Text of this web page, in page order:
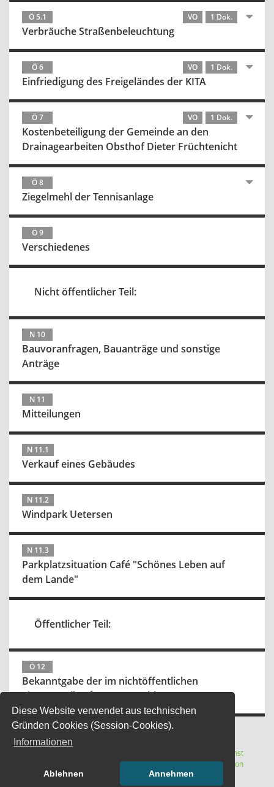
Diese Website verwendet aus technischen
Gründen Cookies (Session-Cookies).
Informationen
Ablehnen Annehmen
Ö 5.1 VO 1 Dok.
Verbräuche Straßenbeleuchtung
Ö 6 VO 1 Dok.
Einfriedigung des Freigeländes der KITA
Ö 7 VO 1 Dok.
Kostenbeteiligung der Gemeinde an den
Drainagearbeiten Obsthof Dieter Früchtenicht
Ö 8
Ziegelmehl der Tennisanlage
Ö 9
Verschiedenes
Nicht öffentlicher Teil:
N 10
Bauvoranfragen, Bauanträge und sonstige
Anträge
N 11
Mitteilungen
N 11.1
Verkauf eines Gebäudes
N 11.2
Windpark Uetersen
N 11.3
Parkplatzsituation Café "Schönes Leben auf
dem Lande"
Öffentlicher Teil:
Ö 12
Bekanntgabe der im nichtöffentlichen
Sitzungsteil gefassten Beschlüsse
Sitzungsdienst
Session(Wird in